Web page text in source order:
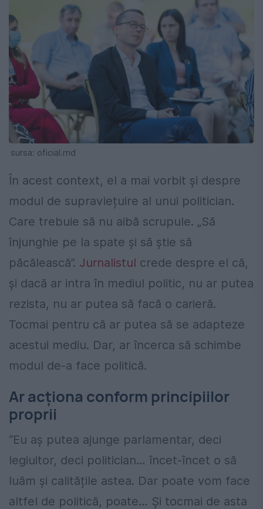
sursa: oficial.md
În acest context, el a mai vorbit și despre
modul de supraviețuire al unui politician.
Care trebuie să nu aibă scrupule. „Să
înjunghie pe la spate și să știe să
păcălească”. Jurnalistul crede despre el că,
și dacă ar intra în mediul politic, nu ar putea
rezista, nu ar putea să facă o carieră.
Tocmai pentru că ar putea să se adapteze
acestui mediu. Dar, ar încerca să schimbe
modul de-a face politică.
Ar acționa conform principiilor
proprii
“Eu aș putea ajunge parlamentar, deci
legiuitor, deci politician… încet-încet o să
luăm și calitățile astea. Dar poate vom face
altfel de politică, poate… Și tocmai de asta